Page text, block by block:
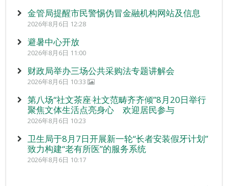
金管局提醒市民警惕伪冒金融机构网站及信息
2026年8月6日 12:28
避暑中心开放
2026年8月6日 11:00
财政局举办三场公共采购法专题讲解会
2026年8月6日 10:33
第八场“社文茶座‧社文范畴齐齐倾”8月20日举行
聚焦文体生活点亮身心 欢迎居民参与
2026年8月6日 10:23
卫生局于8月7日开展新一轮“长者安装假牙计划”
致力构建“老有所医”的服务系统
2026年8月6日 10:17